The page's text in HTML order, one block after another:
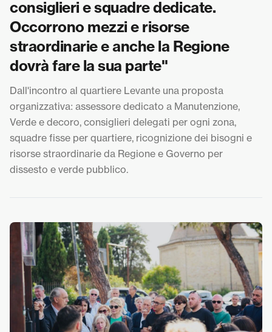
consiglieri e squadre dedicate.
Occorrono mezzi e risorse
straordinarie e anche la Regione
dovrà fare la sua parte"
Dall'incontro al quartiere Levante una proposta
organizzativa: assessore dedicato a Manutenzione,
Verde e decoro, consiglieri delegati per ogni zona,
squadre fisse per quartiere, ricognizione dei bisogni e
risorse straordinarie da Regione e Governo per
dissesto e verde pubblico.